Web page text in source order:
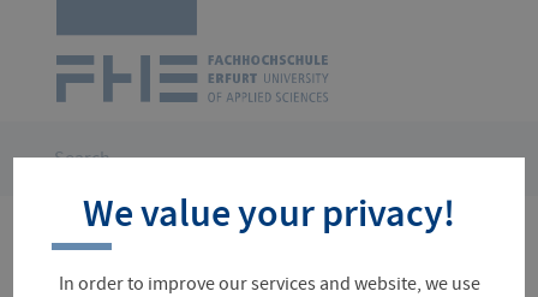
UAS
Erfurt
navigation
You
here:
Search
45 results for your search
We value your privacy!
In order to improve our services and website, we use